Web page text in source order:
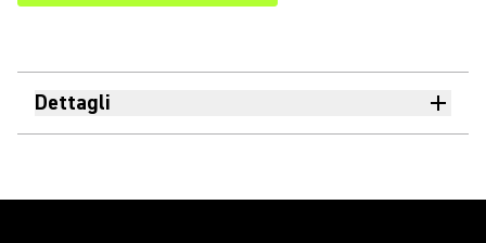
Dettagli